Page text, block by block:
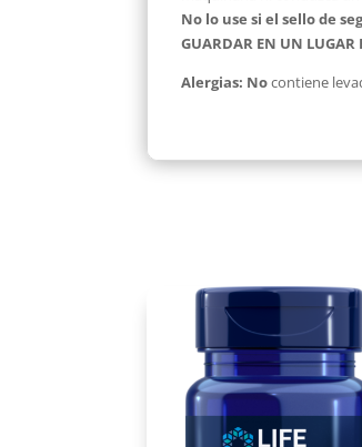
No lo use si el sello de
GUARDAR EN UN LUGAR
Alergias: Nocontiene